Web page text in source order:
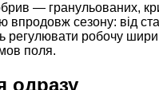
— гранульованих,
впродовж сезону: від
робочу
поля.
одразу